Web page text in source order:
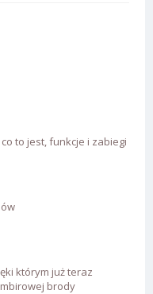
to jest, funkcje i zabiegi
którym już teraz
brody